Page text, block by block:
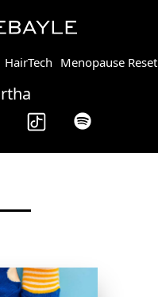
HairTech Menopause Reset
10 a 13 hrs.